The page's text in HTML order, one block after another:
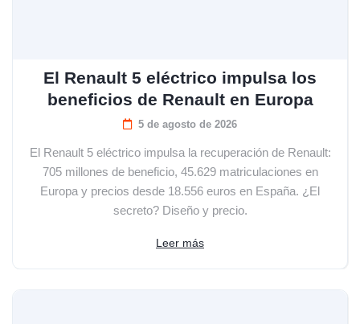
El Renault 5 eléctrico impulsa los
beneficios de Renault en Europa
5 de agosto de 2026
El Renault 5 eléctrico impulsa la recuperación de Renault:
705 millones de beneficio, 45.629 matriculaciones en
Europa y precios desde 18.556 euros en España. ¿El
secreto? Diseño y precio.
Leer más